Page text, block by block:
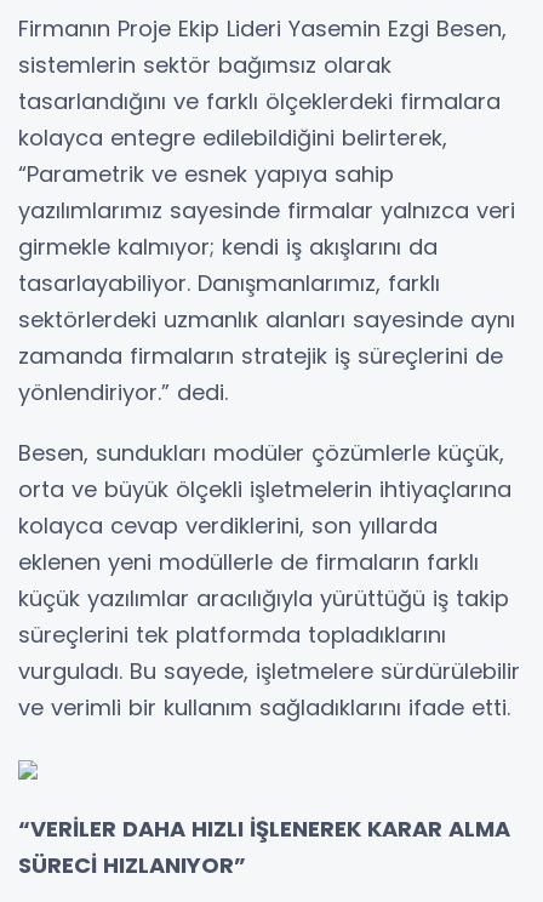
Firmanın Proje Ekip Lideri Yasemin Ezgi Besen,
sistemlerin sektör bağımsız olarak
tasarlandığını ve farklı ölçeklerdeki firmalara
kolayca entegre edilebildiğini belirterek,
“Parametrik ve esnek yapıya sahip
yazılımlarımız sayesinde firmalar yalnızca veri
girmekle kalmıyor; kendi iş akışlarını da
tasarlayabiliyor. Danışmanlarımız, farklı
sektörlerdeki uzmanlık alanları sayesinde aynı
zamanda firmaların stratejik iş süreçlerini de
yönlendiriyor.” dedi.
Besen, sundukları modüler çözümlerle küçük,
orta ve büyük ölçekli işletmelerin ihtiyaçlarına
kolayca cevap verdiklerini, son yıllarda
eklenen yeni modüllerle de firmaların farklı
küçük yazılımlar aracılığıyla yürüttüğü iş takip
süreçlerini tek platformda topladıklarını
vurguladı. Bu sayede, işletmelere sürdürülebilir
ve verimli bir kullanım sağladıklarını ifade etti.
“VERİLER DAHA HIZLI İŞLENEREK KARAR ALMA
SÜRECİ HIZLANIYOR”